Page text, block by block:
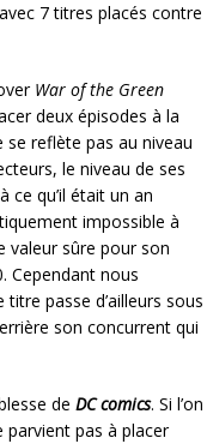
7 titres placés contre
War of the Green
deux épisodes à la
reflète pas au niveau
le niveau de ses
ce qu’il était un an
impossible à
valeur sûre pour son
Cependant nous
passe d’ailleurs sous
son concurrent qui
de DC comics. Si l’on
parvient pas à placer